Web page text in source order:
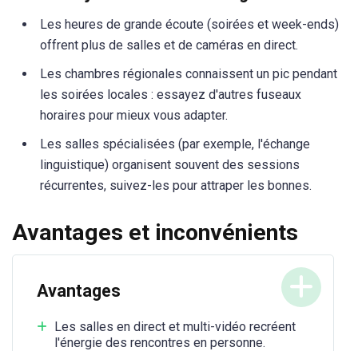
Les heures de grande écoute (soirées et week-ends)
offrent plus de salles et de caméras en direct.
Les chambres régionales connaissent un pic pendant
les soirées locales : essayez d'autres fuseaux
horaires pour mieux vous adapter.
Les salles spécialisées (par exemple, l'échange
linguistique) organisent souvent des sessions
récurrentes, suivez-les pour attraper les bonnes.
Avantages et inconvénients
Avantages
Les salles en direct et multi-vidéo recréent
l'énergie des rencontres en personne.